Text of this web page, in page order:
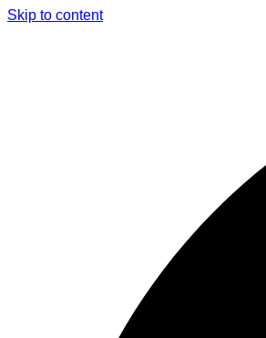
Skip to content